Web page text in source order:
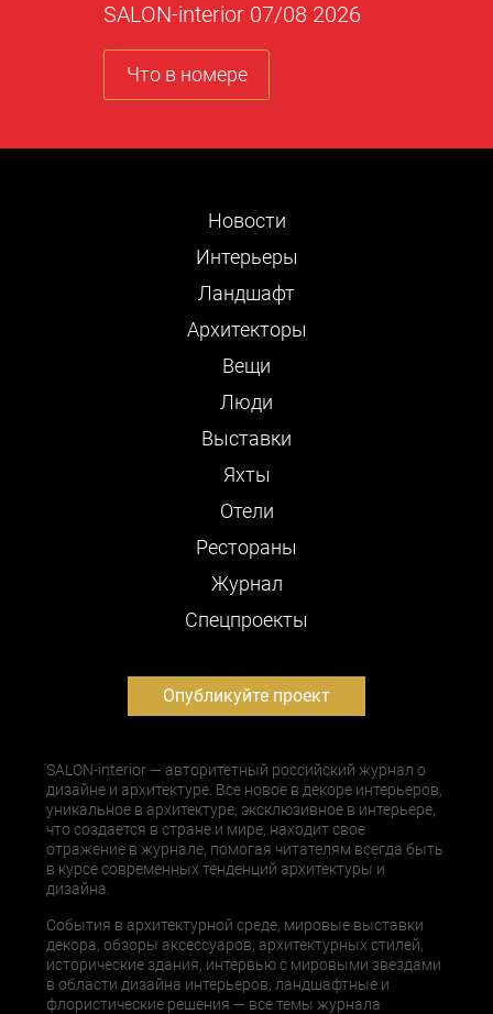
SALON-interior 07/08 2026
Что в номере
Новости
Интерьеры
Ландшафт
Архитекторы
Вещи
Люди
Выставки
Яхты
Отели
Рестораны
Журнал
Cпецпроекты
Опубликуйте проект
SALON-interior — авторитетный российский журнал о
дизайне и архитектуре. Все новое в декоре интерьеров,
уникальное в архитектуре, эксклюзивное в интерьере,
что создается в стране и мире, находит свое
отражение в журнале, помогая читателям всегда быть
в курсе современных тенденций архитектуры и
дизайна.
События в архитектурной среде, мировые выставки
декора, обзоры аксессуаров, архитектурных стилей,
исторические здания, интервью с мировыми звездами
в области дизайна интерьеров, ландшафтные и
флористические решения — все темы журнала